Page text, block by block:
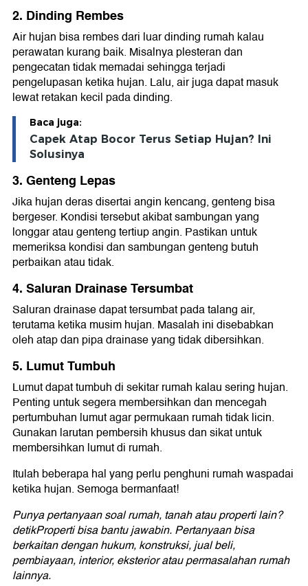
2. Dinding Rembes
Air hujan bisa rembes dari luar dinding rumah kalau
perawatan kurang baik. Misalnya plesteran dan
pengecatan tidak memadai sehingga terjadi
pengelupasan ketika hujan. Lalu, air juga dapat masuk
lewat retakan kecil pada dinding.
Baca juga:
Capek Atap Bocor Terus Setiap Hujan? Ini
Solusinya
3. Genteng Lepas
Jika hujan deras disertai angin kencang, genteng bisa
bergeser. Kondisi tersebut akibat sambungan yang
longgar atau genteng tertiup angin. Pastikan untuk
memeriksa kondisi dan sambungan genteng butuh
perbaikan atau tidak.
4. Saluran Drainase Tersumbat
Saluran drainase dapat tersumbat pada talang air,
terutama ketika musim hujan. Masalah ini disebabkan
oleh atap dan pipa drainase yang tidak dibersihkan.
5. Lumut Tumbuh
Lumut dapat tumbuh di sekitar rumah kalau sering hujan.
Penting untuk segera membersihkan dan mencegah
pertumbuhan lumut agar permukaan rumah tidak licin.
Gunakan larutan pembersih khusus dan sikat untuk
membersihkan lumut di rumah.
Itulah beberapa hal yang perlu penghuni rumah waspadai
ketika hujan. Semoga bermanfaat!
Punya pertanyaan soal rumah, tanah atau properti lain?
detikProperti bisa bantu jawabin. Pertanyaan bisa
berkaitan dengan hukum, konstruksi, jual beli,
pembiayaan, interior, eksterior atau permasalahan rumah
lainnya.